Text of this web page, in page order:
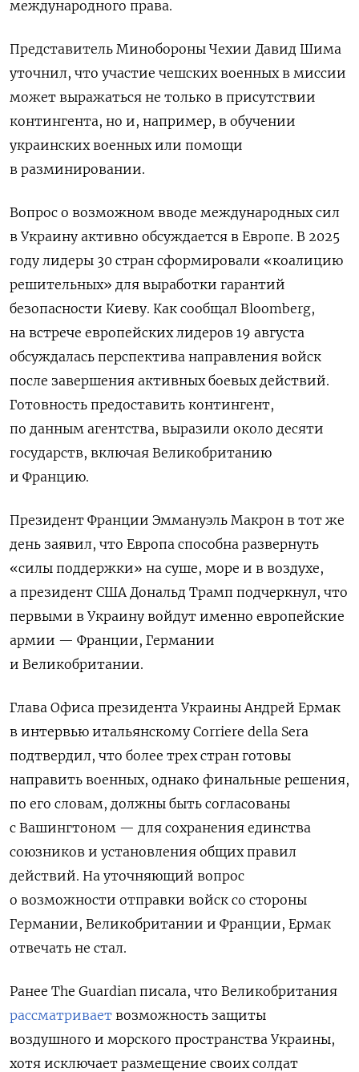
международного права.
Представитель Минобороны Чехии Давид Шима
уточнил, что участие чешских военных в миссии
может выражаться не только в присутствии
контингента, но и, например, в обучении
украинских военных или помощи
в разминировании.
Вопрос о возможном вводе международных сил
в Украину активно обсуждается в Европе. В 2025
году лидеры 30 стран сформировали «коалицию
решительных» для выработки гарантий
безопасности Киеву. Как сообщал Bloomberg,
на встрече европейских лидеров 19 августа
обсуждалась перспектива направления войск
после завершения активных боевых действий.
Готовность предоставить контингент,
по данным агентства, выразили около десяти
государств, включая Великобританию
и Францию.
Президент Франции Эммануэль Макрон в тот же
день заявил, что Европа способна развернуть
«силы поддержки» на суше, море и в воздухе,
а президент США Дональд Трамп подчеркнул, что
первыми в Украину войдут именно европейские
армии — Франции, Германии
и Великобритании.
Глава Офиса президента Украины Андрей Ермак
в интервью итальянскому Corriere della Sera
подтвердил, что более трех стран готовы
направить военных, однако финальные решения,
по его словам, должны быть согласованы
с Вашингтоном — для сохранения единства
союзников и установления общих правил
действий. На уточняющий вопрос
о возможности отправки войск со стороны
Германии, Великобритании и Франции, Ермак
отвечать не стал.
Ранее The Guardian писала, что Великобритания
рассматривает возможность защиты
воздушного и морского пространства Украины,
хотя исключает размещение своих солдат